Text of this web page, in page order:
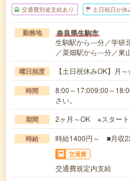
交通費別途支給あり 土日祝日が休
勤務地 奈良県生駒市
生駒駅から---分／学研
／菜畑駅から---分／東
曜日頻度 【土日祝休みOK】月
時間
8:00～17:009:00～
さい。
期間 2ヶ月～OK ※スタート
時給 時給1400円～ ■月収
交通費
交通費規定内支給